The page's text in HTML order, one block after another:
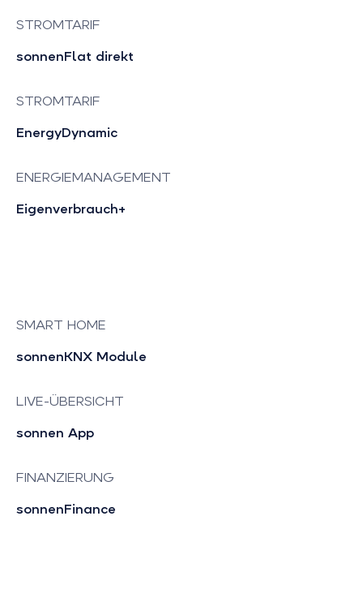
STROMTARIF
sonnenFlat direkt
STROMTARIF
EnergyDynamic
ENERGIEMANAGEMENT
Eigenverbrauch+
SMART HOME
sonnenKNX Module
LIVE-ÜBERSICHT
sonnen App
FINANZIERUNG
sonnenFinance